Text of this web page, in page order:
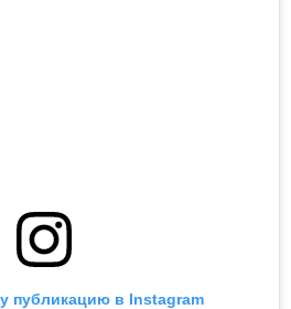
публикацию в Instagram